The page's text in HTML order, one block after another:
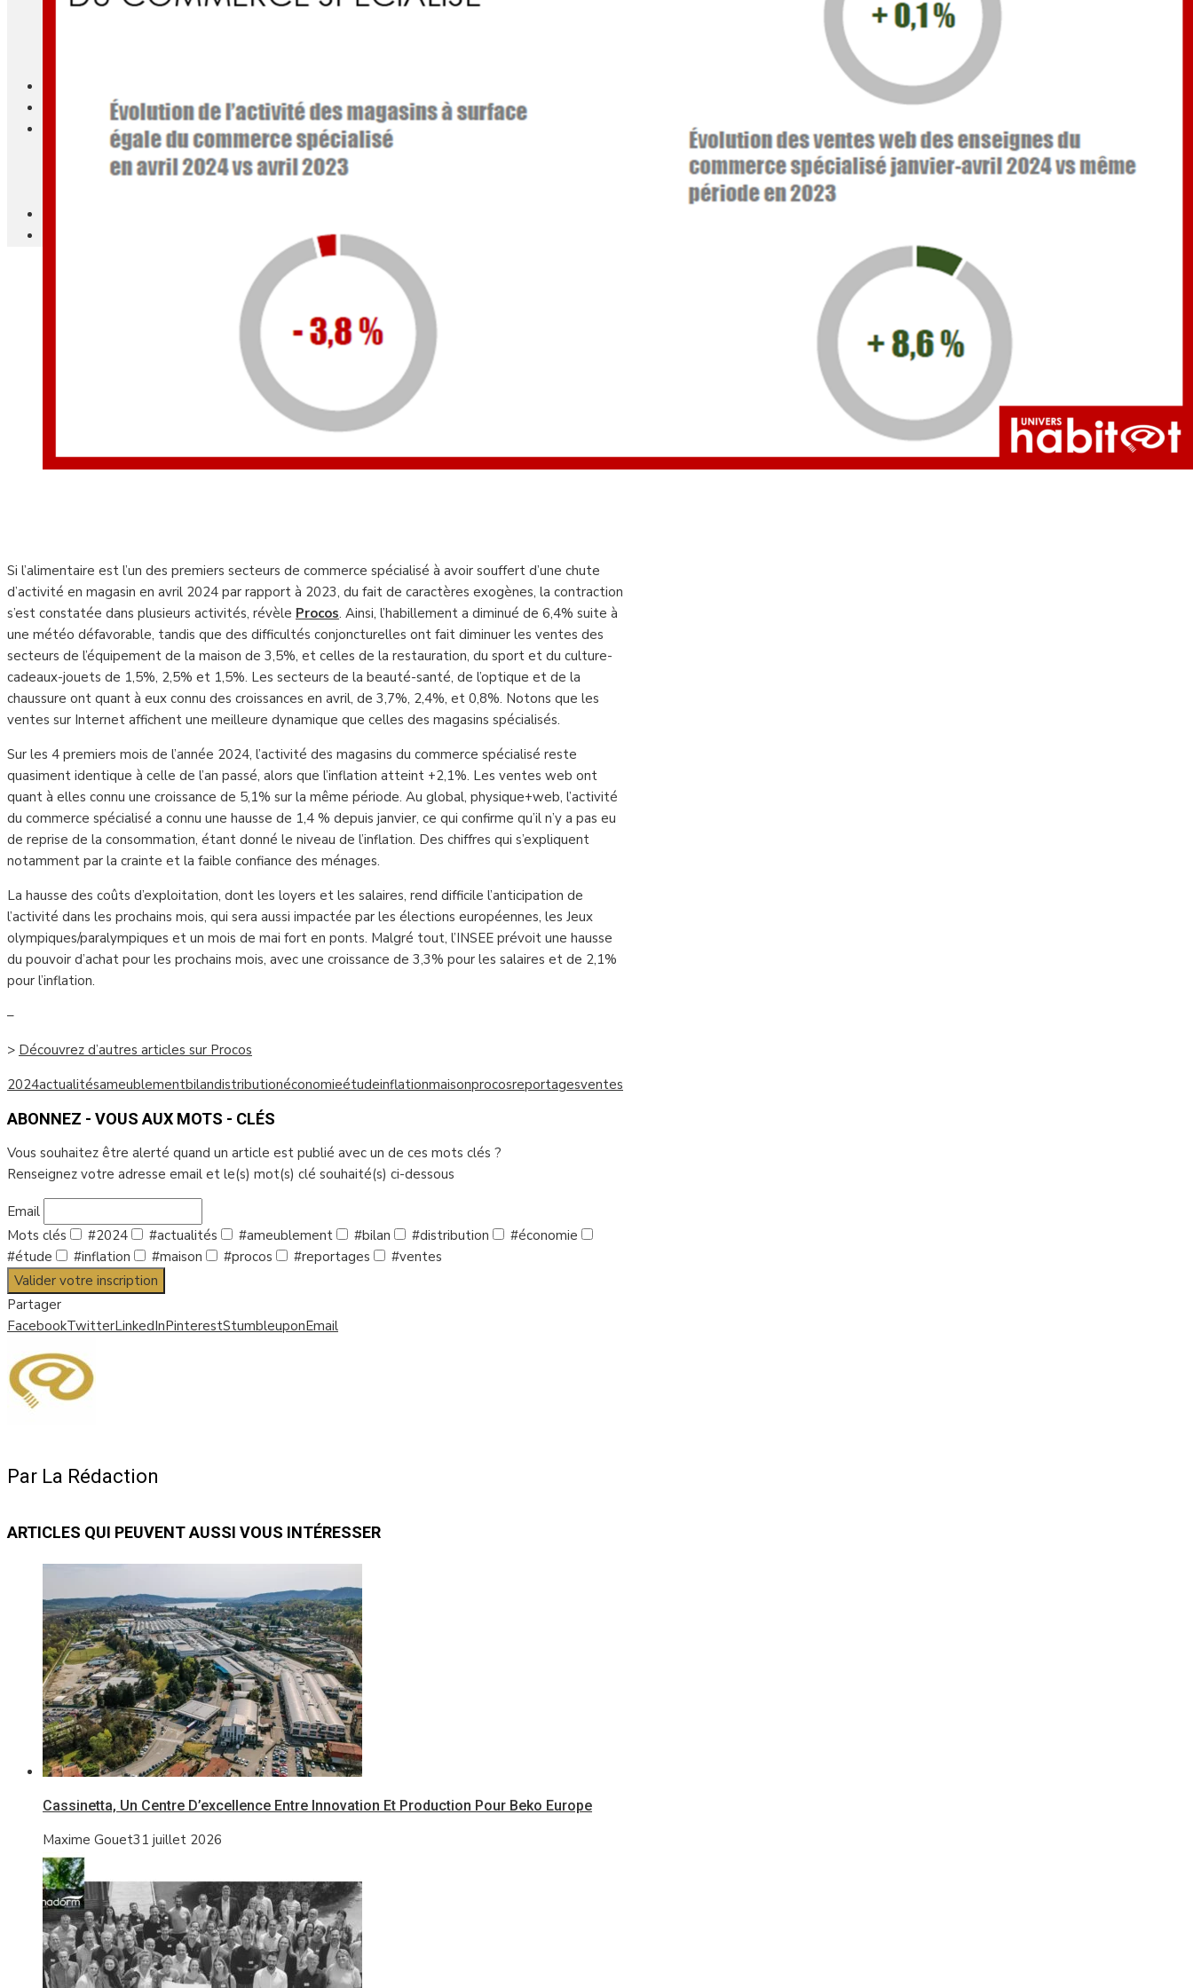
Newsletter
Nos autres titres
Faire Savoir Faire
Aviasport
Si l’alimentaire est l’un des premiers secteurs de commerce spécialisé à avoir souffert d’une chute
d’activité en magasin en avril 2024 par rapport à 2023, du fait de caractères exogènes, la contraction
s’est constatée dans plusieurs activités, révèle Procos. Ainsi, l’habillement a diminué de 6,4% suite à
une météo défavorable, tandis que des difficultés conjoncturelles ont fait diminuer les ventes des
secteurs de l’équipement de la maison de 3,5%, et celles de la restauration, du sport et du culture-
cadeaux-jouets de 1,5%, 2,5% et 1,5%. Les secteurs de la beauté-santé, de l’optique et de la
chaussure ont quant à eux connu des croissances en avril, de 3,7%, 2,4%, et 0,8%. Notons que les
ventes sur Internet affichent une meilleure dynamique que celles des magasins spécialisés.
Sur les 4 premiers mois de l’année 2024, l’activité des magasins du commerce spécialisé reste
quasiment identique à celle de l’an passé, alors que l’inflation atteint +2,1%. Les ventes web ont
quant à elles connu une croissance de 5,1% sur la même période. Au global, physique+web, l’activité
du commerce spécialisé a connu une hausse de 1,4 % depuis janvier, ce qui confirme qu’il n’y a pas eu
de reprise de la consommation, étant donné le niveau de l’inflation. Des chiffres qui s’expliquent
notamment par la crainte et la faible confiance des ménages.
La hausse des coûts d’exploitation, dont les loyers et les salaires, rend difficile l’anticipation de
l’activité dans les prochains mois, qui sera aussi impactée par les élections européennes, les Jeux
olympiques/paralympiques et un mois de mai fort en ponts. Malgré tout, l’INSEE prévoit une hausse
du pouvoir d’achat pour les prochains mois, avec une croissance de 3,3% pour les salaires et de 2,1%
pour l’inflation.
–
> Découvrez d’autres articles sur Procos
2024actualitésameublementbilandistributionéconomieétudeinflationmaisonprocosreportagesventes
ABONNEZ - VOUS AUX MOTS - CLÉS
Vous souhaitez être alerté quand un article est publié avec un de ces mots clés ?
Renseignez votre adresse email et le(s) mot(s) clé souhaité(s) ci-dessous
Email
Mots clés
#2024 #actualités #ameublement #bilan #distribution
#économie
#étude
#inflation #maison #procos #reportages
#ventes
Valider votre inscription
Partager
FacebookTwitterLinkedInPinterestStumbleuponEmail
Par La Rédaction
ARTICLES QUI PEUVENT AUSSI VOUS INTÉRESSER
Cassinetta, Un Centre D’excellence Entre Innovation Et Production Pour Beko Europe
Maxime Gouet31 juillet 2026